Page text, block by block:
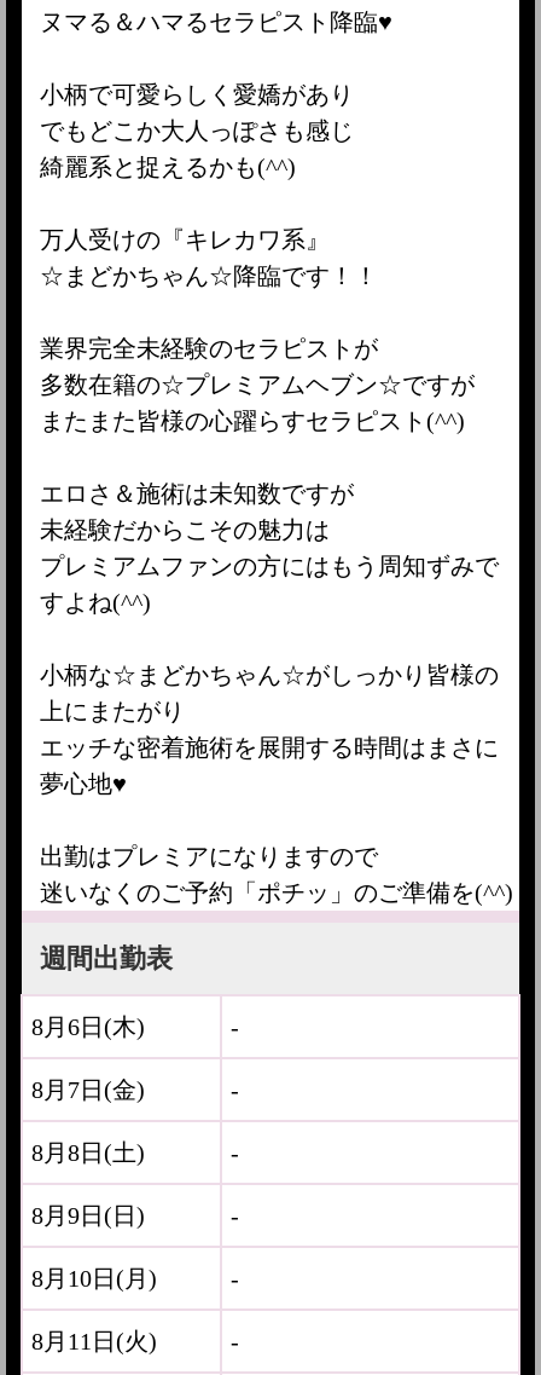
ヌマる＆ハマるセラピスト降臨♥
小柄で可愛らしく愛嬌があり
でもどこか大人っぽさも感じ
綺麗系と捉えるかも(^^)
万人受けの『キレカワ系』
☆まどかちゃん☆降臨です！！
業界完全未経験のセラピストが
多数在籍の☆プレミアムヘブン☆ですが
またまた皆様の心躍らすセラピスト(^^)
エロさ＆施術は未知数ですが
未経験だからこその魅力は
プレミアムファンの方にはもう周知ずみで
すよね(^^)
小柄な☆まどかちゃん☆がしっかり皆様の
上にまたがり
エッチな密着施術を展開する時間はまさに
夢心地♥
出勤はプレミアになりますので
迷いなくのご予約「ポチッ」のご準備を(^^)
週間出勤表
8月6日(木) -
8月7日(金) -
8月8日(土) -
8月9日(日) -
8月10日( 月) -
8月11日(火) -